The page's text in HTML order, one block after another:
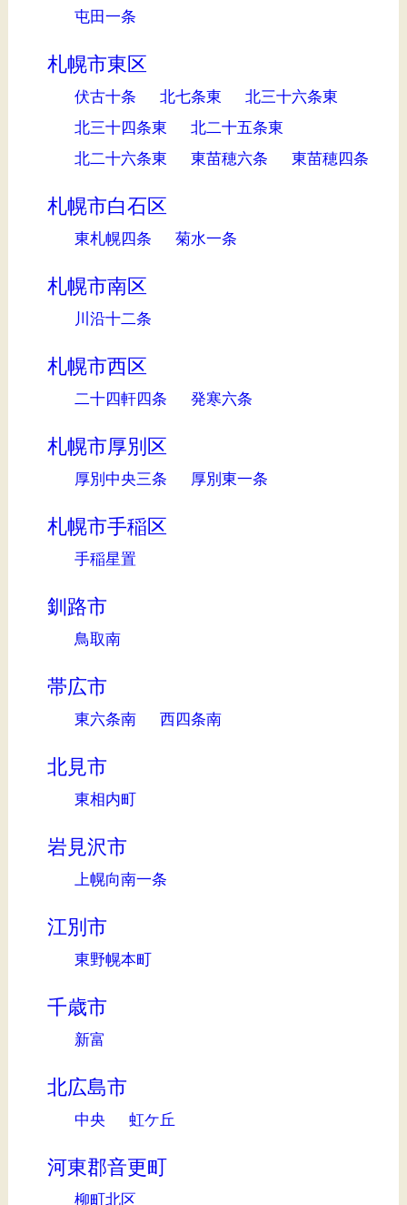
屯田一条
札幌市東区
伏古十条 北七条東
北三十六条東
北三十四条東
北二十五条東
北二十六条東
東苗穂六条 東苗穂四条
札幌市白石区
東札幌四条 菊水一条
札幌市南区
川沿十二条
札幌市西区
二十四軒四条 発寒六条
札幌市厚別区
厚別中央三条 厚別東一条
札幌市手稲区
手稲星置
釧路市
鳥取南
帯広市
東六条南 西四条南
北見市
東相内町
岩見沢市
上幌向南一条
江別市
東野幌本町
千歳市
新富
北広島市
中央 虹ケ丘
河東郡音更町
柳町北区